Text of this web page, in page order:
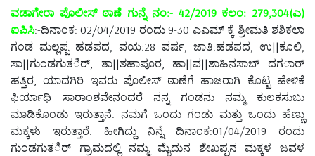
ವಡಾಗೇರಾ ಪೊಲೀಸ್ ಠಾಣೆ ಗುನ್ನೆ ನಂ:- 42/2019 ಕಲಂ: 279,304(ಎ)
ಐಪಿಸಿ:-ದಿನಾಂಕ: 02/04/2019 ರಂದು 9-30 ಎಎಮ್ ಕ್ಕೆ ಶ್ರೀಮತಿ ಶಶಿಕಲಾ
ಗಂಡ ಮಲ್ಲಪ್ಪ ಹಡಪದ, ವಯ:28 ವರ್ಷ, ಜಾತಿ:ಹಡಪದ, ಉ||ಕೂಲಿ,
ಸಾ||ಗುಂಡಗುತರ್ಿ, ತಾ||ಶಹಾಪೂರ, ಹಾ||ವ||ಶಾಹಿನಸಾಬ್ ದಗರ್ಾ
ಹತ್ತಿರ, ಯಾದಗಿರಿ ಇವರು ಪೊಲೀಸ್ ಠಾಣೆಗೆ ಹಾಜರಾಗಿ ಕೊಟ್ಟ ಹೇಳಿಕೆ
ಫಿರ್ಯಾಧಿ ಸಾರಾಂಶವೇನಂದರೆ ನನ್ನ ಗಂಡನು ನಮ್ಮ ಕುಲಕಸುಬು
ಮಾಡಿಕೊಂಡು ಇರುತ್ತಾನೆ. ನಮಗೆ ಒಂದು ಗಂಡು ಮತ್ತು ಒಂದು ಹೆಣ್ಣು
ಮಕ್ಕಳು ಇರುತ್ತಾರೆ. ಹೀಗಿದ್ದು ನಿನ್ನೆ ದಿನಾಂಕ:01/04/2019 ರಂದು
ಗುಂಡಗುತರ್ಿ ಗ್ರಾಮದಲ್ಲಿ ನಮ್ಮ ಮೈದುನ ಶೇಖಪ್ಪನ ಮಕ್ಕಳ ಜವಳ